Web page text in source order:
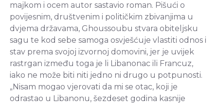
majkom i ocem autor sastavio roman. Pišući o
povijesnim, društvenim i političkim zbivanjima u
dvjema državama, Ghoussoubu stvara obiteljsku
sagu te kod sebe samoga osvješćuje vlastiti odnos i
stav prema svojoj izvornoj domovini, jer je uvijek
rastrgan između toga je li Libanonac ili Francuz,
iako ne može biti niti jedno ni drugo u potpunosti.
„Nisam mogao vjerovati da mi se otac, koji je
odrastao u Libanonu, šezdeset godina kasnije